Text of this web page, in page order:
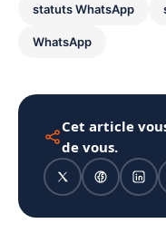
statuts WhatsApp
WhatsApp
Cet article
de vous.